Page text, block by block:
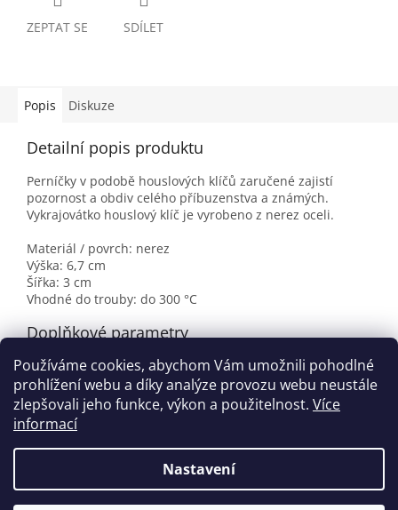
Používáme cookies, abychom Vám umožnili pohodlné
prohlížení webu a díky analýze provozu webu neustále
zlepšovali jeho funkce, výkon a použitelnost. Více
informací
Nastavení
ZEPTAT SE SDÍLET
Popis Diskuze
Detailní popis produktu
Perníčky v podobě houslových klíčů zaručené zajistí
pozornost a obdiv celého příbuzenstva a známých.
Vykrajovátko houslový klíč je vyrobeno z nerez oceli.
Materiál / povrch: nerez
Výška: 6,7 cm
Šířka: 3 cm
Vhodné do trouby: do 300 °C
Doplňkové parametry
Kategorie: Vykrajovátka
EAN: 8595188500654
Vytvořil Shoptet